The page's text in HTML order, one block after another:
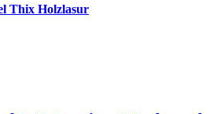
Thix Holzlasur